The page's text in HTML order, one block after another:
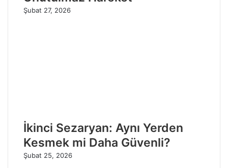
Şubat 27, 2026
İkinci Sezaryan: Aynı Yerden
Kesmek mi Daha Güvenli?
Şubat 25, 2026